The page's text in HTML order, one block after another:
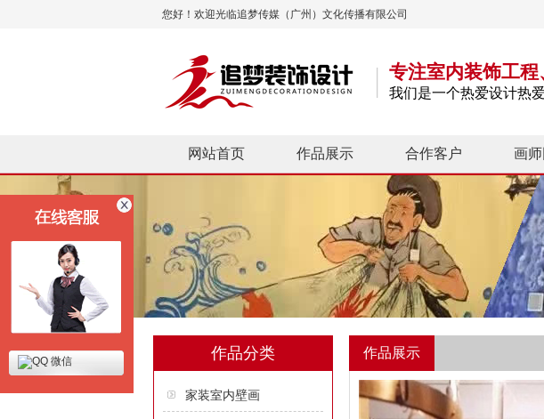
您好！欢迎光临追梦传媒（广州）文化传播有限公司
专注室内装饰工
我们是一个热爱设计热
网站首页 作品展示 合作客户 画
作品分类
家装室内壁画
作品展示
微信